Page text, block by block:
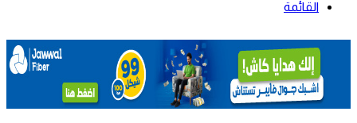
القائمة